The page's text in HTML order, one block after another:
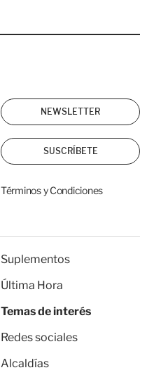
NEWSLETTER
SUSCRÍBETE
Términos y Condiciones
Suplementos
Última Hora
Temas de interés
Redes sociales
Alcaldías